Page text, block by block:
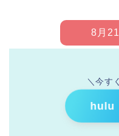
8月
＼今す
hulu